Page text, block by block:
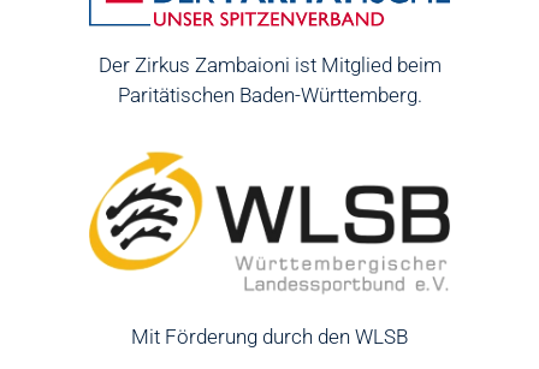
Der Zirkus Zambaioni ist Mitglied beim
Paritätischen Baden-Württemberg.
Mit Förderung durch den WLSB